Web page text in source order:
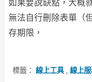
如果要說缺點，大概
無法自行刪除表單（
存期限，
標籤： 線上工具, 線上